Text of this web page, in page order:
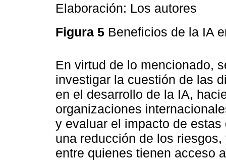
Elaboración: Los autores
Figura 5 Beneficios de la IA
En virtud de lo mencionado,
investigar la cuestión de las
en el desarrollo de la IA,
organizaciones
y evaluar el impacto de
una reducción de los
entre quienes tienen acceso